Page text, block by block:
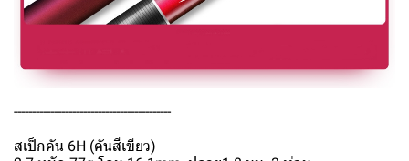
-------------------------------------------
สเป็กคัน 6H (คันสีเขียว)